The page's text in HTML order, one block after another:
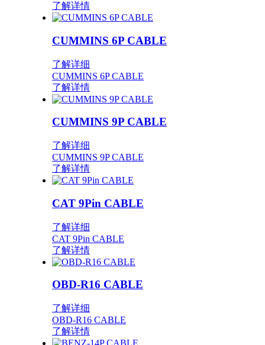
了解详情
CUMMINS 6P CABLE
了解详细
CUMMINS 6P CABLE
了解详情
CUMMINS 9P CABLE
了解详细
CUMMINS 9P CABLE
了解详情
CAT 9Pin CABLE
了解详细
CAT 9Pin CABLE
了解详情
OBD-R16 CABLE
了解详细
OBD-R16 CABLE
了解详情